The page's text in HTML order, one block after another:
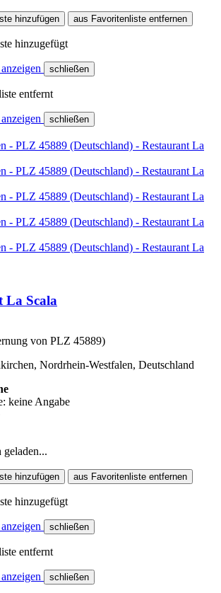
hinzufügen aus Favoritenliste entfernen
hinzugefügt
schließen
entfernt
schließen
La Scala
von PLZ 45889)
Nordrhein-Westfalen, Deutschland
keine Angabe
geladen...
hinzufügen aus Favoritenliste entfernen
hinzugefügt
schließen
entfernt
schließen